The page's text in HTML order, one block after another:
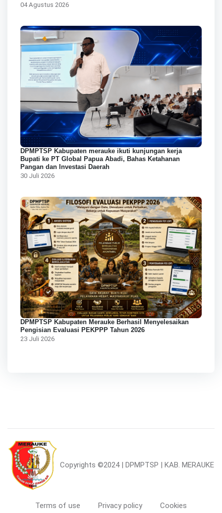
04 Agustus 2026
DPMPTSP Kabupaten merauke ikuti kunjungan kerja
Bupati ke PT Global Papua Abadi, Bahas Ketahanan
Pangan dan Investasi Daerah
30 Juli 2026
DPMPTSP Kabupaten Merauke Berhasil Menyelesaikan
Pengisian Evaluasi PEKPPP Tahun 2026
23 Juli 2026
Copyrights ©2024 | DPMPTSP | KAB. MERAUKE
Terms of use Privacy policy Cookies